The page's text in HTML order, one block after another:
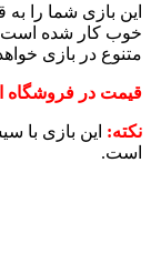
این بازی شما را
خوب کار شده است
متنوع در بازی
قیمت در فروشگاه استیم:
نکته:
است.